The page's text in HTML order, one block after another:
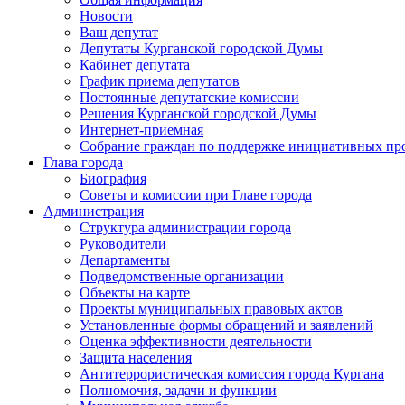
Новости
Ваш депутат
Депутаты Курганской городской Думы
Кабинет депутата
График приема депутатов
Постоянные депутатские комиссии
Решения Курганской городской Думы
Интернет-приемная
Собрание граждан по поддержке инициативных
Глава города
Биография
Советы и комиссии при Главе города
Администрация
Структура администрации города
Руководители
Департаменты
Подведомственные организации
Объекты на карте
Проекты муниципальных правовых актов
Установленные формы обращений и заявлений
Оценка эффективности деятельности
Защита населения
Антитеррористическая комиссия города Кургана
Полномочия, задачи и функции